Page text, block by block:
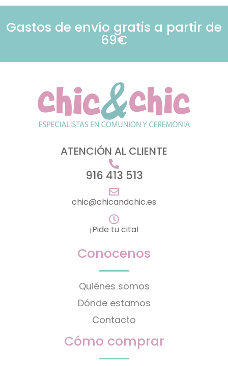
Gastos de envío gratis a partir de
69€
ATENCIÓN AL CLIENTE
916 413 513
chic@chicandchic.es
¡Pide tu cita!
Conocenos
Quiénes somos
Dónde estamos
Contacto
Cómo comprar